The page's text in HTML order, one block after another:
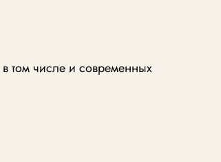
том числе и современных